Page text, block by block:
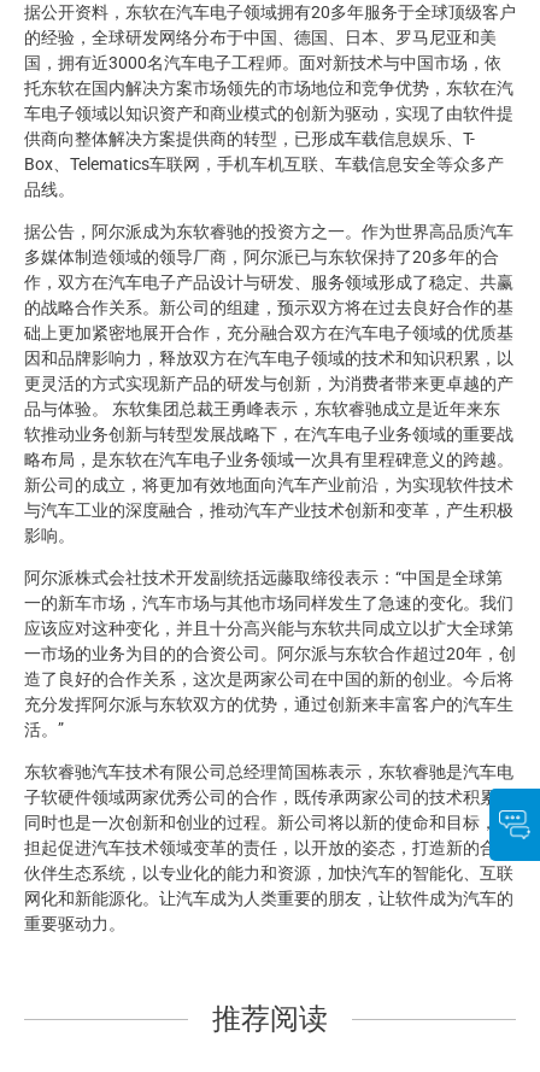
据公开资料，东软在汽车电子领域拥有20多年服务于全球顶级客户
的经验，全球研发网络分布于中国、德国、日本、罗马尼亚和美
国，拥有近3000名汽车电子工程师。面对新技术与中国市场，依
托东软在国内解决方案市场领先的市场地位和竞争优势，东软在汽
车电子领域以知识资产和商业模式的创新为驱动，实现了由软件提
供商向整体解决方案提供商的转型，已形成车载信息娱乐、T-
Box、Telematics车联网，手机车机互联、车载信息安全等众多产
品线。
据公告，阿尔派成为东软睿驰的投资方之一。作为世界高品质汽车
多媒体制造领域的领导厂商，阿尔派已与东软保持了20多年的合
作，双方在汽车电子产品设计与研发、服务领域形成了稳定、共赢
的战略合作关系。新公司的组建，预示双方将在过去良好合作的基
础上更加紧密地展开合作，充分融合双方在汽车电子领域的优质基
因和品牌影响力，释放双方在汽车电子领域的技术和知识积累，以
更灵活的方式实现新产品的研发与创新，为消费者带来更卓越的产
品与体验。 东软集团总裁王勇峰表示，东软睿驰成立是近年来东
软推动业务创新与转型发展战略下，在汽车电子业务领域的重要战
略布局，是东软在汽车电子业务领域一次具有里程碑意义的跨越。
新公司的成立，将更加有效地面向汽车产业前沿，为实现软件技术
与汽车工业的深度融合，推动汽车产业技术创新和变革，产生积极
影响。
阿尔派株式会社技术开发副统括远藤取缔役表示：“中国是全球第
一的新车市场，汽车市场与其他市场同样发生了急速的变化。我们
应该应对这种变化，并且十分高兴能与东软共同成立以扩大全球第
一市场的业务为目的的合资公司。阿尔派与东软合作超过20年，创
造了良好的合作关系，这次是两家公司在中国的新的创业。今后将
充分发挥阿尔派与东软双方的优势，通过创新来丰富客户的汽车生
活。”
东软睿驰汽车技术有限公司总经理简国栋表示，东软睿驰是汽车电
子软硬件领域两家优秀公司的合作，既传承两家公司的技术积累，
同时也是一次创新和创业的过程。新公司将以新的使命和目标，承
担起促进汽车技术领域变革的责任，以开放的姿态，打造新的合作
伙伴生态系统，以专业化的能力和资源，加快汽车的智能化、互联
网化和新能源化。让汽车成为人类重要的朋友，让软件成为汽车的
重要驱动力。
推荐阅读